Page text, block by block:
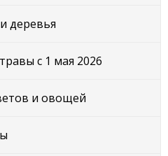
деревья
с 1 мая 2026
и овощей